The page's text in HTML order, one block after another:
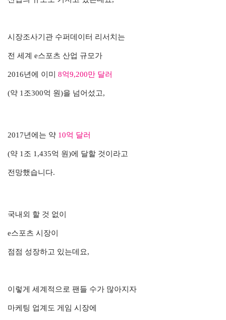
시장조사기관 수퍼데이터 리서치는
전 세계 e스포츠 산업 규모가
2016년에 이미 8억9,200만 달러
(약 1조300억 원)을 넘어섰고,
2017년에는 약 10억 달러
(약 1조 1,435억 원)에 달할 것이라고
전망했습니다.
국내외 할 것 없이
e스포츠 시장이
점점 성장하고 있는데요,
이렇게 세계적으로 팬들 수가 많아지자
마케팅 업계도 게임 시장에